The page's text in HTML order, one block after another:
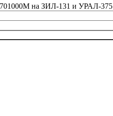
на ЗИЛ-131 и УРАЛ-375